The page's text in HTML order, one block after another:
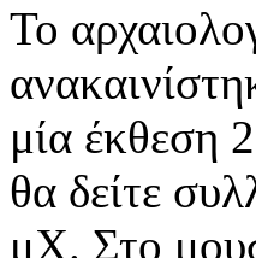
Το
μία έκθεση
θα δείτε
μΧ. Στο